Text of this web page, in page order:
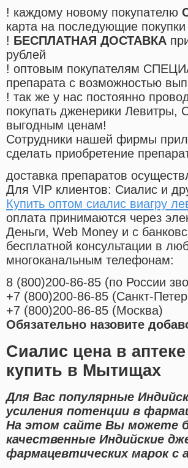
! каждому новому покупателю
карта на последующие покупки
! БЕСПЛАТНАЯ ДОСТАВКА
рублей
! оптовым покупателям
препарата с возможностью
! так же у нас постоянно
покупать дженерики
выгодным ценам!
Cотрудники нашей фирмы
сделать приобретение
доставка препаратов
Для VIP клиентов: Сиалис и
Купить оптом сиалис виагру
оплата принимаются через
Деньги, Web Money и с
бесплатной консультации в
многоканальным телефонам:
8 (800)200-86-85 (по России
+7 (800)200-86-85 (Санкт-
+7 (800)200-86-85 (Москва)
Обязательно назовите
Сиалис цена в
купить в Мытищах
Для Вас популярные
усиления потенции в
На этом сайте Вы можете
качественные Индийские
фармацевтических марок с